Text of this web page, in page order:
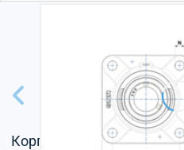
Корпус из серого